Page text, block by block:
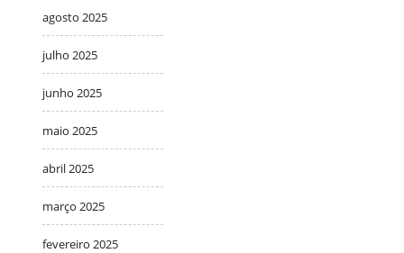
agosto 2025
julho 2025
junho 2025
maio 2025
abril 2025
março 2025
fevereiro 2025